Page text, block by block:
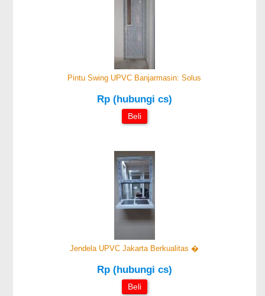
Pintu Swing UPVC Banjarmasin: Solus
Rp (hubungi cs)
Beli
Jendela UPVC Jakarta Berkualitas �
Rp (hubungi cs)
Beli